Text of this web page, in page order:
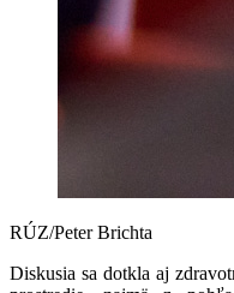
RÚZ/Peter Brichta
Diskusia sa dotkla aj